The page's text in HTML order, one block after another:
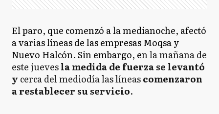
El paro, que comenzó a la medianoche, afectó
a varias líneas de las empresas Moqsa y
Nuevo Halcón. Sin embargo, en la mañana de
este juevesla medida de fuerza se levantó
y cerca del mediodía las líneascomenzaron
a restablecer su servicio.